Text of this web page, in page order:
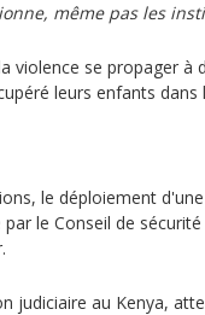
même pas les
violence se propager à
leurs enfants dans
le déploiement d'une
par le Conseil de
judiciaire au Kenya,